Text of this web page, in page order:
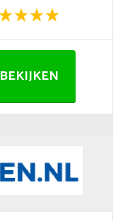
BEKIJKEN